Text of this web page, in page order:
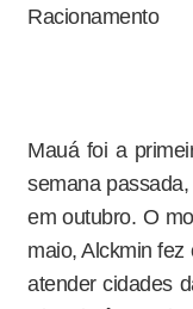
Racionamento
Mauá foi a
semana
em outubro. O
maio, Alckmin
atender cidades